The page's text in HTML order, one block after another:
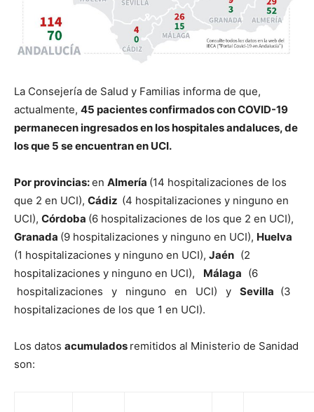
La Consejería de Salud y Familias informa de que,
actualmente, 45 pacientes confirmados con COVID-19
permanecen ingresados en los hospitales andaluces, de
los que 5 se encuentran en UCI.
Por provincias:en Almería (14 hospitalizaciones de los
que 2 en UCI), Cádiz (4 hospitalizaciones y ninguno en
UCI), Córdoba (6 hospitalizaciones de los que 2 en UCI),
Granada (9 hospitalizaciones y ninguno en UCI), Huelva
(1 hospitalizaciones y ninguno en UCI), Jaén (2
hospitalizaciones y ninguno en UCI), Málaga (6
hospitalizaciones y ninguno en UCI) y Sevilla (3
hospitalizaciones de los que 1 en UCI).
Los datos acumulados remitidos al Ministerio de Sanidad
son: